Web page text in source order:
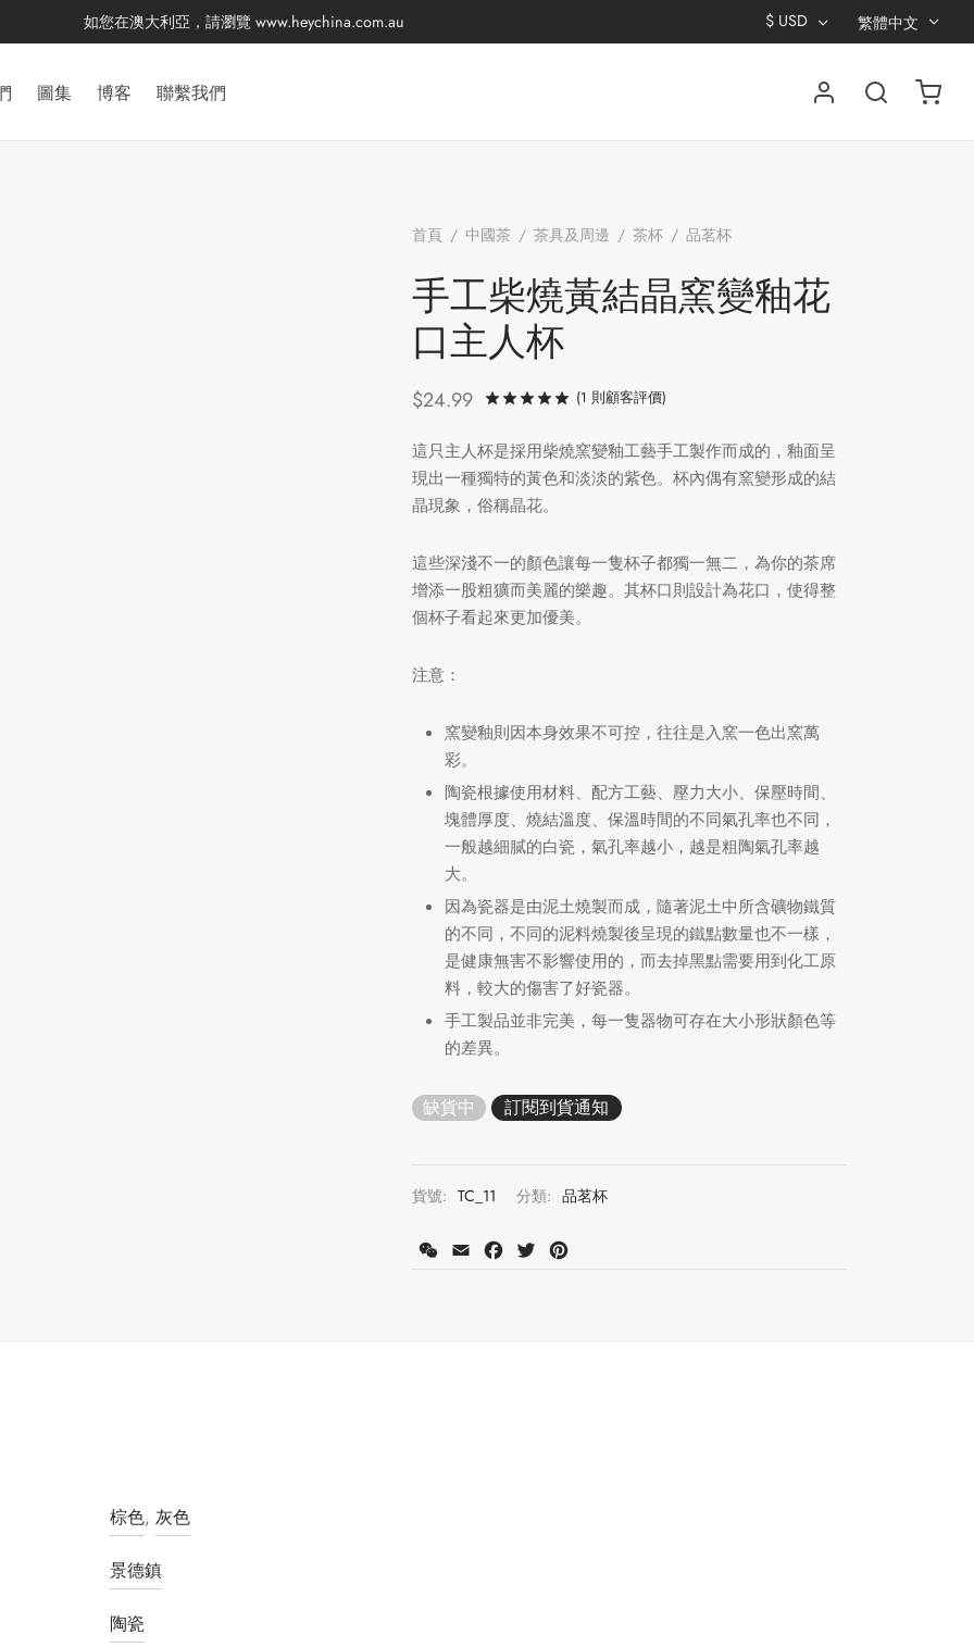
如您在澳大利亞，請瀏覽 www.heychina.com.au $ USD 繁體中文
圖集 博客 聯繫我們
首頁 / 中國茶 / 茶具及周邊 / 茶杯 / 品茗杯
手工柴燒黃結晶窯變釉花
口主人杯
評分/ 5，已有
(1 則顧客評價)
$24.99
這只主人杯是採用柴燒窯變釉工藝手工製作而成的，釉面呈
現出一種獨特的黃色和淡淡的紫色。杯內偶有窯變形成的結
晶現象，俗稱晶花。
這些深淺不一的顏色讓每一隻杯子都獨一無二，為你的茶席
增添一股粗獷而美麗的樂趣。其杯口則設計為花口，使得整
個杯子看起來更加優美。
注意：
窯變釉則因本身效果不可控，往往是入窯一色出窯萬
彩。
陶瓷根據使用材料、配方工藝、壓力大小、保壓時間、
塊體厚度、燒結溫度、保溫時間的不同氣孔率也不同，
一般越細膩的白瓷，氣孔率越小，越是粗陶氣孔率越
大。
因為瓷器是由泥土燒製而成，隨著泥土中所含礦物鐵質
的不同，不同的泥料燒製後呈現的鐵點數量也不一樣，
是健康無害不影響使用的，而去掉黑點需要用到化工原
料，較大的傷害了好瓷器。
手工製品並非完美，每一隻器物可存在大小形狀顏色等
的差異。
缺貨中
貨號: TC_11 分類: 品茗杯
WeChat
Email Facebook
Twitter
棕色, 灰色
景德鎮
陶瓷